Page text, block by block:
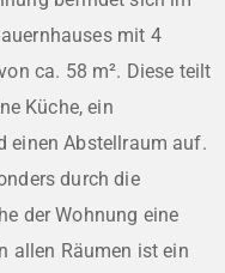
mit 4
ca. 58 m². Diese teilt
Küche, ein
einen Abstellraum auf.
durch die
der Wohnung eine
allen Räumen ist ein